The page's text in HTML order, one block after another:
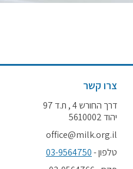
צרו קשר
דרך החורש 4 , ת.ד 97
יהוד 5610002
office@milk.org.il
טלפון -03-9564750